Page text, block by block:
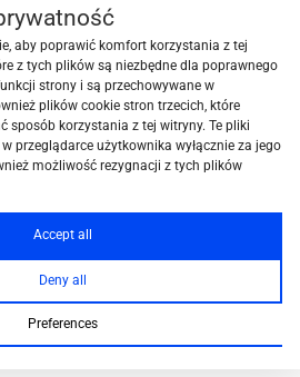
aby poprawić komfort korzystania z tej
z tych plików są niezbędne dla poprawnego
strony i są przechowywane w
plików cookie stron trzecich, które
sposób korzystania z tej witryny. Te pliki
przeglądarce użytkownika wyłącznie za jego
możliwość rezygnacji z tych plików
Accept all
Deny all
Preferences